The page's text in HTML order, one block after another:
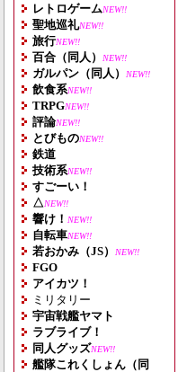
レトロゲームNEW!!
聖地巡礼NEW!!
旅行NEW!!
百合（同人） NEW!!
ガルパン（同人） NEW!!
飲食系NEW!!
TRPGNEW!!
評論NEW!!
とびものNEW!!
鉄道
技術系NEW!!
すごーい！
△NEW!!
響け！ NEW!!
自転車NEW!!
若おかみ（JS） NEW!!
FGO
アイカツ！
ミリタリー
宇宙戦艦ヤマト
ラブライブ！
同人グッズNEW!!
艦隊これくしょん（同